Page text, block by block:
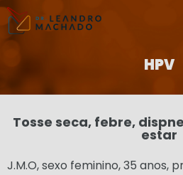
HPV
Tosse seca, febre,
estar
J.M.O, sexo feminino, 35 anos,